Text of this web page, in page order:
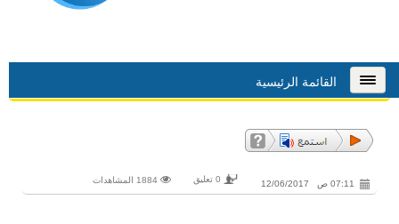
القائمة الرئيسية
07:11 ص 12/06/2017 0 تعليق